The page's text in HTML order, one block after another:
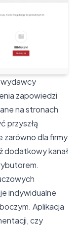
wydawcy
zapowiedzi
na stronach
przyszłą
zarówno dla firmy
dodatkowy kanał
indywidualne
Aplikacja
czy